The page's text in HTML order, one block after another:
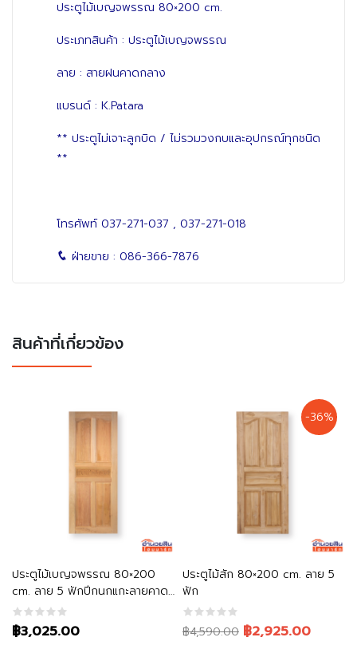
ประตูไม้เบญจพรรณ 80×200 cm.
ประเภทสินค้า : ประตูไม้เบญจพรรณ
ลาย : สายฝนคาดกลาง
แบรนด์ : K.Patara
** ประตูไม่เจาะลูกบิด / ไม่รวมวงกบและอุปกรณ์ทุกชนิด
**
โทรศัพท์ 037-271-037 , 037-271-018
ฝ่ายขาย : 086-366-7876
สินค้าที่เกี่ยวข้อง
ประตูไม้เบญจพรรณ 80×200
cm. ลาย 5 ฟักปีกนกแกะลายคาด
กลาง
฿3,025.00
หยิบใส่ตะกร้า
-36%
ประตูไม้สัก 80×200 cm. ลาย 5
ฟัก
฿4,590.00
Original
฿2,925.00
Current
หยิบใส่ตะกร้า